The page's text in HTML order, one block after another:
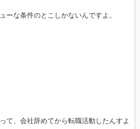
ーな条件のとこしかないんですよ。
て、会社辞めてから転職活動したんすよ